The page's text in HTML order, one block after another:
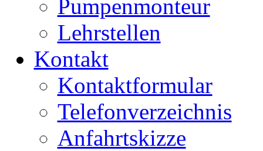
Pumpenmonteur
Lehrstellen
Kontakt
Kontaktformular
Telefonverzeichnis
Anfahrtskizze